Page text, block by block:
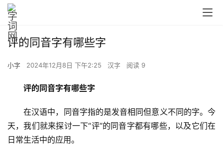
评的同音字有哪些字
小字 2024年12月8日 下午2:25 汉字 阅读 9
评的同音字有哪些字
在汉语中，同音字指的是发音相同但意义不同的字。今
天，我们就来探讨一下“评”的同音字都有哪些，以及它们在
日常生活中的应用。